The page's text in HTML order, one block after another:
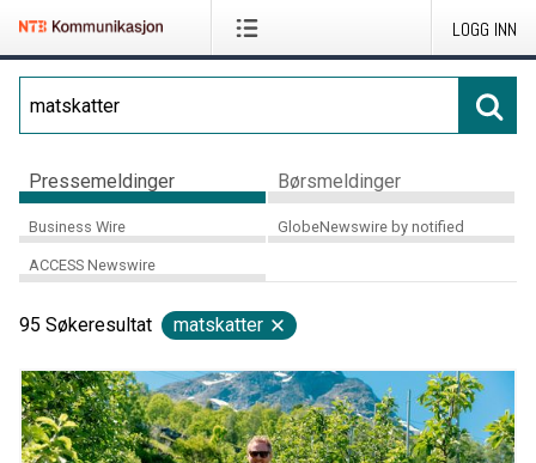
LOGG INN
Pressemeldinger Børsmeldinger
Business Wire GlobeNewswire by notified
ACCESS Newswire
95 Søkeresultat matskatter